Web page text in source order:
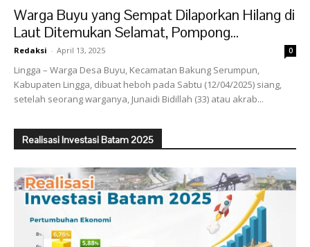
Warga Buyu yang Sempat Dilaporkan Hilang di
Laut Ditemukan Selamat, Pompong...
Redaksi - April 13, 2025 0
Lingga – Warga Desa Buyu, Kecamatan Bakung Serumpun,
Kabupaten Lingga, dibuat heboh pada Sabtu (12/04/2025) siang,
setelah seorang warganya, Junaidi Bidillah (33) atau akrab...
Realisasi Investasi Batam 2025